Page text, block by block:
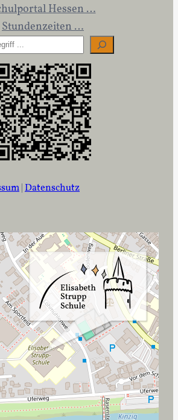
Hessen …
Stundenzeiten …
|Datenschutz